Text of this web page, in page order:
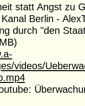
statt Angst zu
Berlin -
durch "den
videos/